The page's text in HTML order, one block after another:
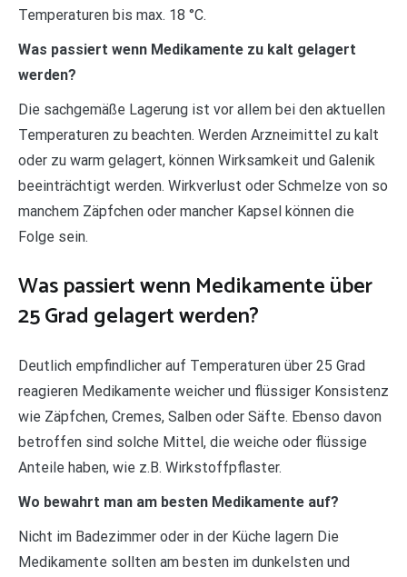
Temperaturen bis max. 18 °C.
Was passiert wenn Medikamente zu kalt gelagert
werden?
Die sachgemäße Lagerung ist vor allem bei den aktuellen
Temperaturen zu beachten. Werden Arzneimittel zu kalt
oder zu warm gelagert, können Wirksamkeit und Galenik
beeinträchtigt werden. Wirkverlust oder Schmelze von so
manchem Zäpfchen oder mancher Kapsel können die
Folge sein.
Was passiert wenn Medikamente über
25 Grad gelagert werden?
Deutlich empfindlicher auf Temperaturen über 25 Grad
reagieren Medikamente weicher und flüssiger Konsistenz
wie Zäpfchen, Cremes, Salben oder Säfte. Ebenso davon
betroffen sind solche Mittel, die weiche oder flüssige
Anteile haben, wie z.B. Wirkstoffpflaster.
Wo bewahrt man am besten Medikamente auf?
Nicht im Badezimmer oder in der Küche lagern Die
Medikamente sollten am besten im dunkelsten und